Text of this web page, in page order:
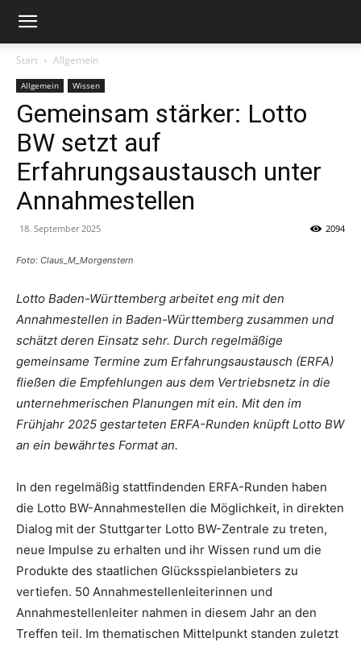
Start Allgemein
Allgemein Wissen
Gemeinsam stärker: Lotto
BW setzt auf
Erfahrungsaustausch unter
Annahmestellen
18. September 2025 2094
Foto: Claus_M_Morgenstern
Lotto Baden-Württemberg arbeitet eng mit den
Annahmestellen in Baden-Württemberg zusammen und
schätzt deren Einsatz sehr. Durch regelmäßige
gemeinsame Termine zum Erfahrungsaustausch (ERFA)
fließen die Empfehlungen aus dem Vertriebsnetz in die
unternehmerischen Planungen mit ein. Mit den im
Frühjahr 2025 gestarteten ERFA-Runden knüpft Lotto BW
an ein bewährtes Format an.
In den regelmäßig stattfindenden ERFA-Runden haben
die Lotto BW-Annahmestellen die Möglichkeit, in direkten
Dialog mit der Stuttgarter Lotto BW-Zentrale zu treten,
neue Impulse zu erhalten und ihr Wissen rund um die
Produkte des staatlichen Glücksspielanbieters zu
vertiefen. 50 Annahmestellenleiterinnen und
Annahmestellenleiter nahmen in diesem Jahr an den
Treffen teil. Im thematischen Mittelpunkt standen zuletzt